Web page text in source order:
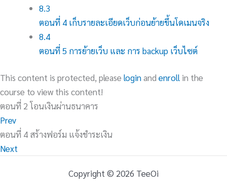
8.3
ตอนที่ 4 เก็บรายละเอียดเว็บก่อนย้ายขึ้นโดเมนจริง
8.4
ตอนที่ 5 การย้ายเว็บ และ การ backup เว็บไซต์
This content is protected, please loginand enroll in the
course to view this content!
ตอนที่ 2 โอนเงินผ่านธนาคาร
Prev
ตอนที่ 4 สร้างฟอร์ม แจ้งชำระเงิน
Next
Copyright © 2026 TeeOi